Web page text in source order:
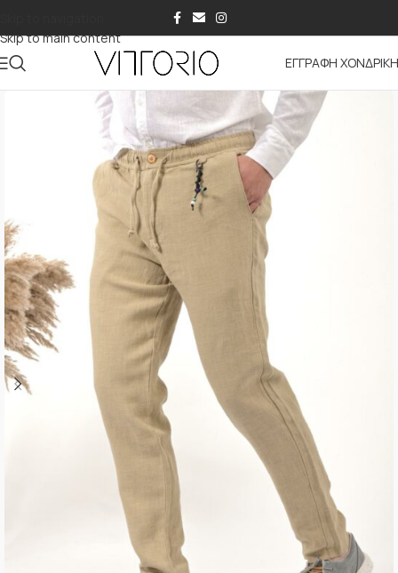
Skip to main content
ΕΓΓΡΑΦΗ